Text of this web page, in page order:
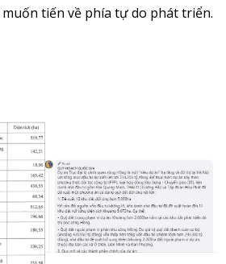
tiến về phía tự do phát triển.